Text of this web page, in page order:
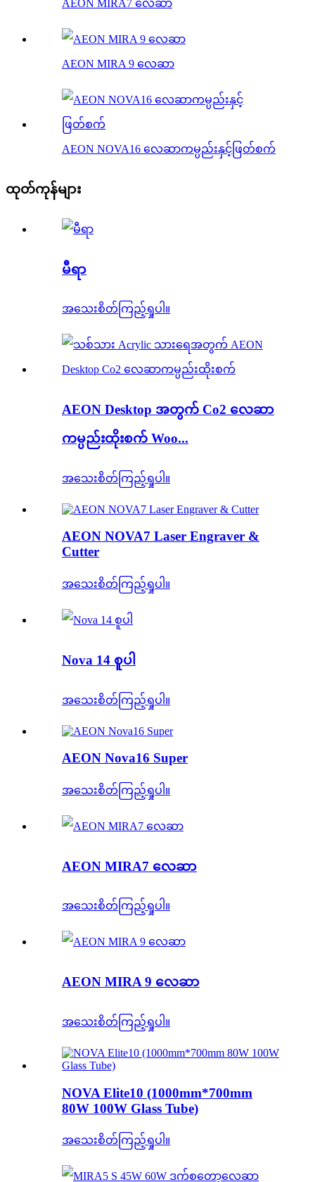
AEON MIRA7 လေဆာ
AEON MIRA 9 လေဆာ
AEON NOVA16 လေဆာကမ္ပည်းနှင့်ဖြတ်စက်
ထုတ်ကုန်များ
မီရာ
အသေးစိတ်ကြည့်ရှုပါ။
AEON Desktop အတွက် Co2 လေဆာ
ကမ္ပည်းထိုးစက် Woo...
အသေးစိတ်ကြည့်ရှုပါ။
AEON NOVA7 Laser Engraver &
Cutter
အသေးစိတ်ကြည့်ရှုပါ။
Nova 14 စူပါ
အသေးစိတ်ကြည့်ရှုပါ။
AEON Nova16 Super
အသေးစိတ်ကြည့်ရှုပါ။
AEON MIRA7 လေဆာ
အသေးစိတ်ကြည့်ရှုပါ။
AEON MIRA 9 လေဆာ
အသေးစိတ်ကြည့်ရှုပါ။
NOVA Elite10 (1000mm*700mm
80W 100W Glass Tube)
အသေးစိတ်ကြည့်ရှုပါ။